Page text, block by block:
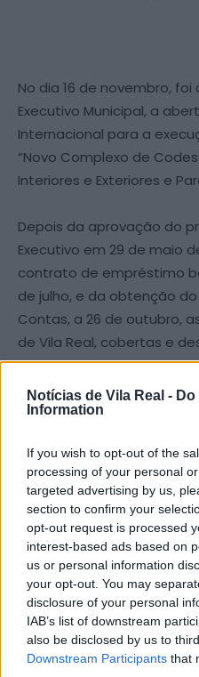
Notícias de Vila Real -
Information
If you wish to opt-out of the
processing of your personal
targeted advertising by us,
section to confirm your
opt-out request is processed
interest-based ads based on
us or personal information
your opt-out. You may
disclosure of your personal
IAB’s list of downstream
also be disclosed by us to
Downstream Participants that
No dia 16 de novembro,
Executivo Municipal, a
Internacional para a
“Novo Complexo de
Interiores e Exteriores e
Depois da aprovação do
Executivo em 29 de maio
contrato de empréstimo
de julho, e da obtenção
Contas, a 26 de outubro,
de Vila Real, cobertas e
um passo de serem
abertura do Concurso
execução da obra,
O novo Complexo de
além das atividades de
proporcionadas pelas
espaços envolventes,
diversificada ao nível
formação, de
construção da nova
contempla a execução do
e poente) e a